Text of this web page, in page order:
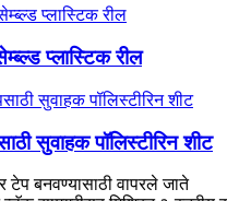
प्लास्टिक रील
सुवाहक पॉलिस्टीरिन शीट
टेप बनवण्यासाठी वापरले जाते